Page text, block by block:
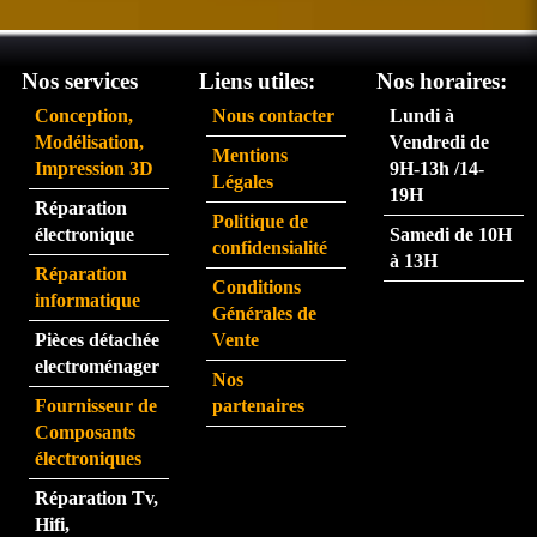
ait du
servi
partic
ulière
ment
rapid
e.
ent
très
eme
nt.
pers
onne
Nos services
Conception,
Modélisation,
Impression 3D
Réparation
électronique
Réparation
informatique
Pièces détachée
electroménager
Fournisseur de
Composants
électroniques
Réparation Tv,
Hifi,
Liens utiles:
Nous contacter
Mentions
Légales
Politique de
confidensialité
Conditions
Générales de
Vente
Nos
partenaires
Nos horaires:
Lundi à
Vendredi de
9H-13h /14-
19H
Samedi de 10H
à 13H